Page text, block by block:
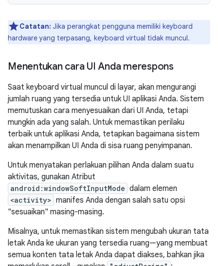
Catatan: Jika perangkat pengguna memiliki keyboard
hardware yang terpasang, keyboard virtual tidak muncul.
Menentukan cara UI Anda merespons
Saat keyboard virtual muncul di layar, akan mengurangi
jumlah ruang yang tersedia untuk UI aplikasi Anda. Sistem
memutuskan cara menyesuaikan dari UI Anda, tetapi
mungkin ada yang salah. Untuk memastikan perilaku
terbaik untuk aplikasi Anda, tetapkan bagaimana sistem
akan menampilkan UI Anda di sisa ruang penyimpanan.
Untuk menyatakan perlakuan pilihan Anda dalam suatu
aktivitas, gunakan Atribut
android:windowSoftInputMode dalam elemen
<activity> manifes Anda dengan salah satu opsi
"sesuaikan" masing-masing.
Misalnya, untuk memastikan sistem mengubah ukuran tata
letak Anda ke ukuran yang tersedia ruang—yang membuat
semua konten tata letak Anda dapat diakses, bahkan jika